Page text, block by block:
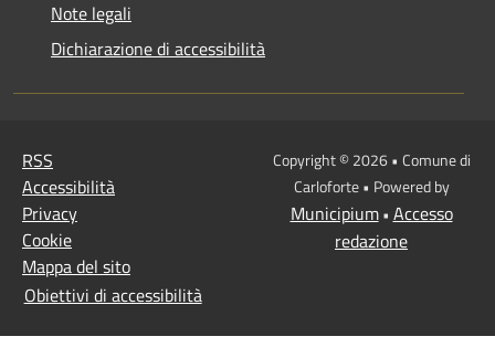
Note legali
Dichiarazione di accessibilità
RSS
Accessibilità
Privacy
Cookie
Mappa del sito
Obiettivi di accessibilità
Copyright © 2026 • Comune di
Carloforte • Powered by
Municipium• Accesso
redazione